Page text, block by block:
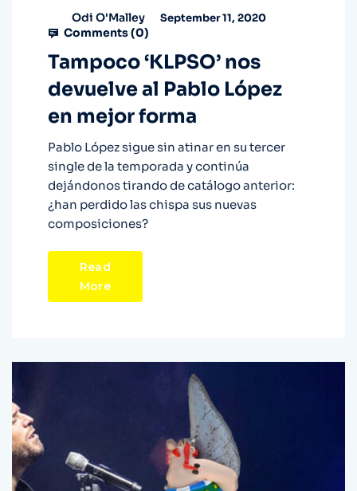
Odi O'Malley September 11, 2020
Comments (0)
Tampoco ‘KLPSO’ nos
devuelve al Pablo López
en mejor forma
Pablo López sigue sin atinar en su tercer
single de la temporada y continúa
dejándonos tirando de catálogo anterior:
¿han perdido las chispa sus nuevas
composiciones?
Read
More